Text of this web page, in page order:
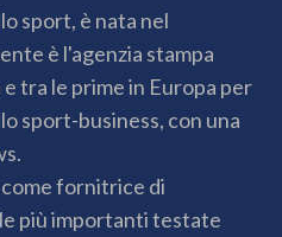
sport, è nata nel
è l'agenzia stampa
tra le prime in Europa per
sport-business, con una
fornitrice di
più importanti testate